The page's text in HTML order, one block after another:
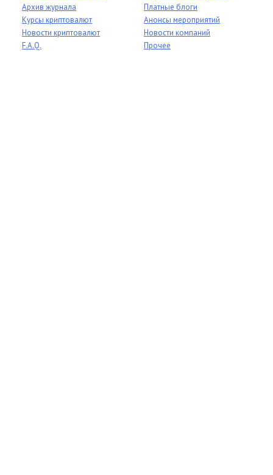
Архив журнала
Курсы криптовалют
Новости криптовалют
F.A.Q.
Платные блоги
Анонсы мероприятий
Новости компаний
Прочее